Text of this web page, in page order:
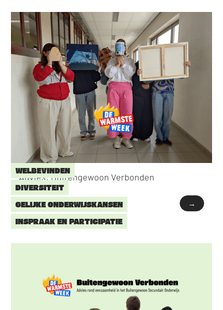
WELBEVINDEN
DIVERSITEIT
GELIJKE ONDERWIJSKANSEN
INSPRAAK EN PARTICIPATIE
Advies: Buitengewoon Verbonden
→